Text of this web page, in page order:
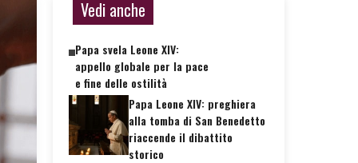
Vedi anche
Papa svela Leone XIV:
appello globale per la pace
e fine delle ostilità
Papa Leone XIV: preghiera
alla tomba di San Benedetto
riaccende il dibattito
storico